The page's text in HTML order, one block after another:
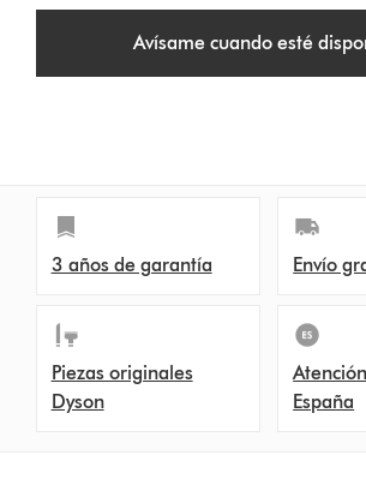
Avísame cuando esté
3 años de garantía Envío
Piezas originales
Dyson
España